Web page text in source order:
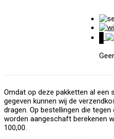
Omdat op deze pakketten al een
gegeven kunnen wij de
dragen. Op bestellingen die
worden aangeschaft berekenen
100,00.